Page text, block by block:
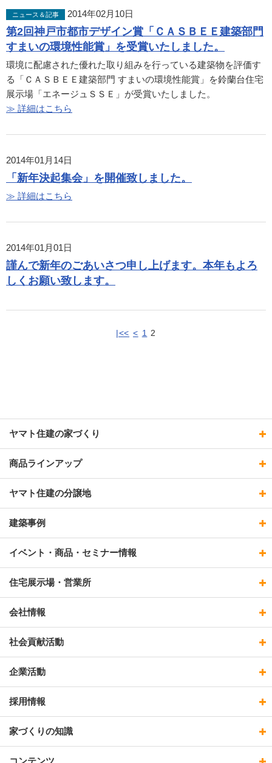
ニュース＆記事 2014年02月10日
第2回神戸市都市デザイン賞「ＣＡＳＢＥＥ建築部門
すまいの環境性能賞」を受賞いたしました。
環境に配慮された優れた取り組みを行っている建築物を評価す
る「ＣＡＳＢＥＥ建築部門 すまいの環境性能賞」を鈴蘭台住宅
展示場「エネージュＳＳＥ」が受賞いたしました。
≫ 詳細はこちら
2014年01月14日
「新年決起集会」を開催致しました。
≫ 詳細はこちら
2014年01月01日
謹んで新年のごあいさつ申し上げます。本年もよろ
しくお願い致します。
|<< < 1 2
ヤマト住建の家づくり
商品ラインアップ
ヤマト住建の分譲地
建築事例
イベント・商品・セミナー情報
住宅展示場・営業所
会社情報
社会貢献活動
企業活動
採用情報
家づくりの知識
コンテンツ